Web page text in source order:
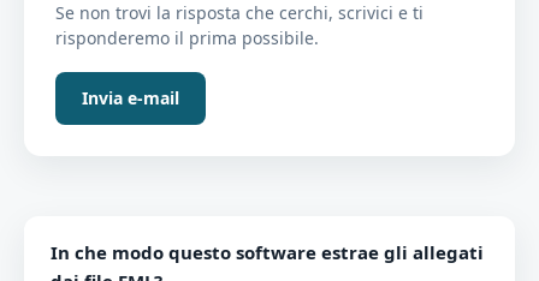
Se non trovi la risposta che cerchi, scrivici e ti
risponderemo il prima possibile.
Invia e-mail
In che modo questo software estrae gli allegati